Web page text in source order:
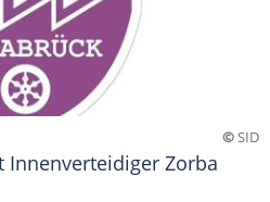
©SID
Innenverteidiger Zorba